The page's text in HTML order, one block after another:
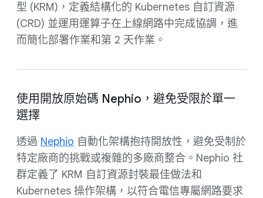
型 (KRM)，定義結構化的 Kubernetes 自訂資源
(CRD) 並運用運算子在上線網路中完成協調，進
而簡化部署作業和第 2 天作業。
使用開放原始碼 Nephio，避免受限於單一
選擇
透過 Nephio 自動化架構抱持開放性，避免受制於
特定廠商的挑戰或複雜的多廠商整合。Nephio 社
群定義了 KRM 自訂資源封裝最佳做法和
Kubernetes 操作架構，以符合電信專屬網路要求